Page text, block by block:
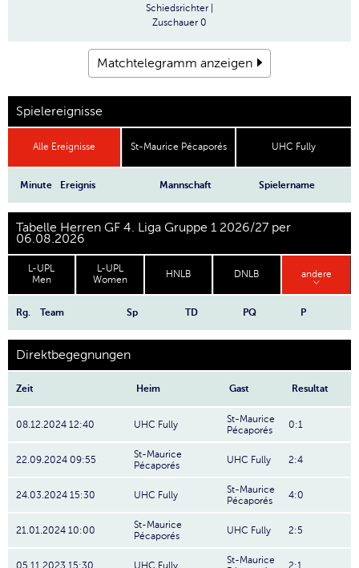
Schiedsrichter
Zuschauer 0
Matchtelegramm anzeigen
Spielereignisse
Alle Ereignisse St-Maurice Pécaporés UHC Fully
Minute Ereignis Mannschaft Spielername
Tabelle Herren GF 4. Liga Gruppe 1 2026/27 per
06.08.2026
L-UPL
Men
L-UPL
Women
HNLB DNLB andere
Rg. Team Sp TD PQ P
Direktbegegnungen
Zeit Heim Gast Resultat
08.12.2024 12:40 UHC Fully
St-Maurice
Pécaporés
0:1
22.09.2024 09:55
St-Maurice
Pécaporés
UHC Fully 2:4
24.03.2024 15:30 UHC Fully
St-Maurice
Pécaporés
4:0
21.01.2024 10:00
St-Maurice
Pécaporés
UHC Fully 2:5
05.11.2023 15:30 UHC Fully
St-Maurice
2:1